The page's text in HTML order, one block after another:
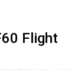
Flight